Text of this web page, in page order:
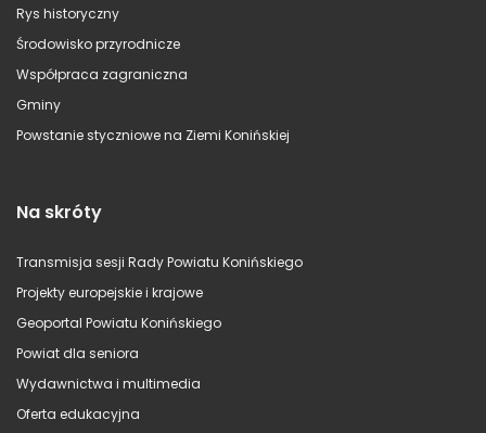
Rys historyczny
Środowisko przyrodnicze
Współpraca zagraniczna
Gminy
Powstanie styczniowe na Ziemi Konińskiej
Na skróty
Transmisja sesji Rady Powiatu Konińskiego
Projekty europejskie i krajowe
Geoportal Powiatu Konińskiego
Powiat dla seniora
Wydawnictwa i multimedia
Oferta edukacyjna